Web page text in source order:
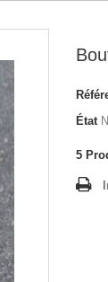
État
5